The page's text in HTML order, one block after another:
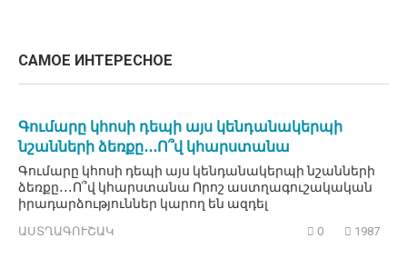
САМОЕ ИНТЕРЕСНОЕ
Գումարը կհոսի դեպի այս կենդանակերպի
նշանների ձեռքը․․․Ո՞վ կհարստանա
Գումարը կհոսի դեպի այս կենդանակերպի նշանների
ձեռքը․․․Ո՞վ կհարստանա Որոշ աստղագուշակական
իրադարձություններ կարող են ազդել
ԱՍՏՂԱԳՈՒՇԱԿ 0 1987